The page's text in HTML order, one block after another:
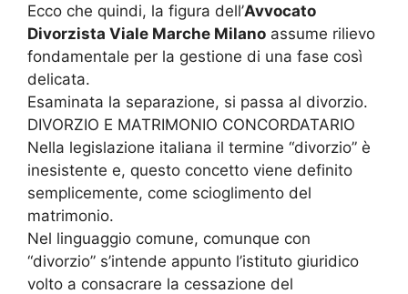
Ecco che quindi, la figura dell’Avvocato
Divorzista Viale Marche Milano assume rilievo
fondamentale per la gestione di una fase così
delicata.
Esaminata la separazione, si passa al divorzio.
DIVORZIO E MATRIMONIO CONCORDATARIO
Nella legislazione italiana il termine “divorzio” è
inesistente e, questo concetto viene definito
semplicemente, come scioglimento del
matrimonio.
Nel linguaggio comune, comunque con
“divorzio” s’intende appunto l’istituto giuridico
volto a consacrare la cessazione del